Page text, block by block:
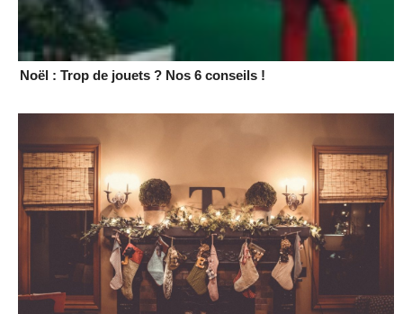
Noël : Trop de jouets ? Nos 6 conseils !